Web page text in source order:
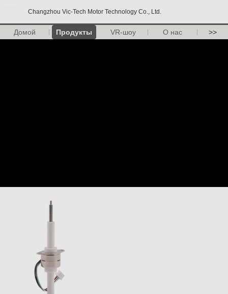
Changzhou Vic-Tech Motor Technology Co., Ltd.
Домой Продукты VR-шоу О нас >>